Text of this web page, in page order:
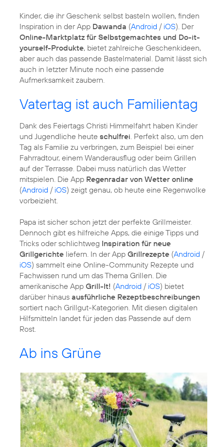
Kinder, die ihr Geschenk selbst basteln wollen, finden
Inspiration in der App Dawanda (Android / iOS). Der
Online-Marktplatz für Selbstgemachtes und Do-it-
yourself-Produkte, bietet zahlreiche Geschenkideen,
aber auch das passende Bastelmaterial. Damit lässt sich
auch in letzter Minute noch eine passende
Aufmerksamkeit zaubern.
Vatertag ist auch Familientag
Dank des Feiertags Christi Himmelfahrt haben Kinder
und Jugendliche heute schulfrei. Perfekt also, um den
Tag als Familie zu verbringen, zum Beispiel bei einer
Fahrradtour, einem Wanderausflug oder beim Grillen
auf der Terrasse. Dabei muss natürlich das Wetter
mitspielen. Die App Regenradar von Wetter online
(Android / iOS) zeigt genau, ob heute eine Regenwolke
vorbeizieht.
Papa ist sicher schon jetzt der perfekte Grillmeister.
Dennoch gibt es hilfreiche Apps, die einige Tipps und
Tricks oder schlichtweg Inspiration für neue
Grillgerichte liefern. In der App Grillrezepte (Android /
iOS) sammelt eine Online-Community Rezepte und
Fachwissen rund um das Thema Grillen. Die
amerikanische App Grill-It! (Android / iOS) bietet
darüber hinaus ausführliche Rezeptbeschreibungen
sortiert nach Grillgut-Kategorien. Mit diesen digitalen
Hilfsmitteln landet für jeden das Passende auf dem
Rost.
Ab ins Grüne